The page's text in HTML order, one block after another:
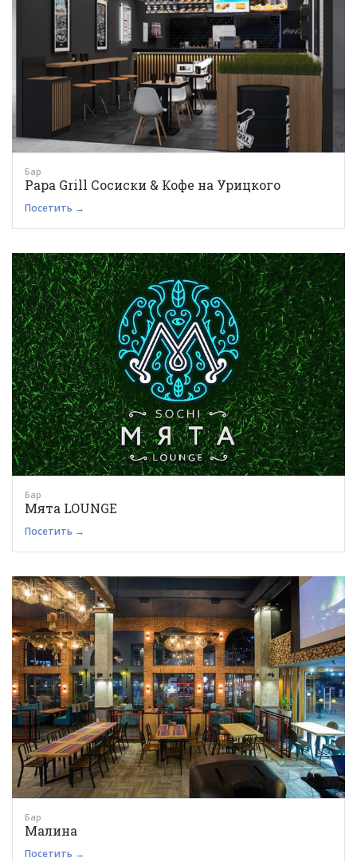
Бар
Papa Grill Сосиски & Кофе на Урицкого
Посетить →
Бар
Мята LOUNGE
Посетить →
Бар
Малина
Посетить →